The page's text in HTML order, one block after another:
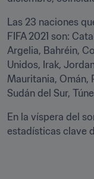
Las 23 naciones
FIFA 2021 son:
Argelia, Bahréin,
Unidos, Irak,
Mauritania, Omán,
Sudán del Sur,
En la víspera del
estadísticas clave